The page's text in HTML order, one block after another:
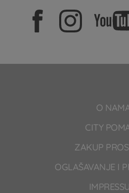
O
CITY
ZAKUP
OGLAŠAVANJE I